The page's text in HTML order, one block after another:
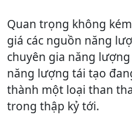
Quan trọng không
giá các nguồn năng
chuyên gia năng
năng lượng tái tạo
thành một loại than
trong thập kỷ tới.